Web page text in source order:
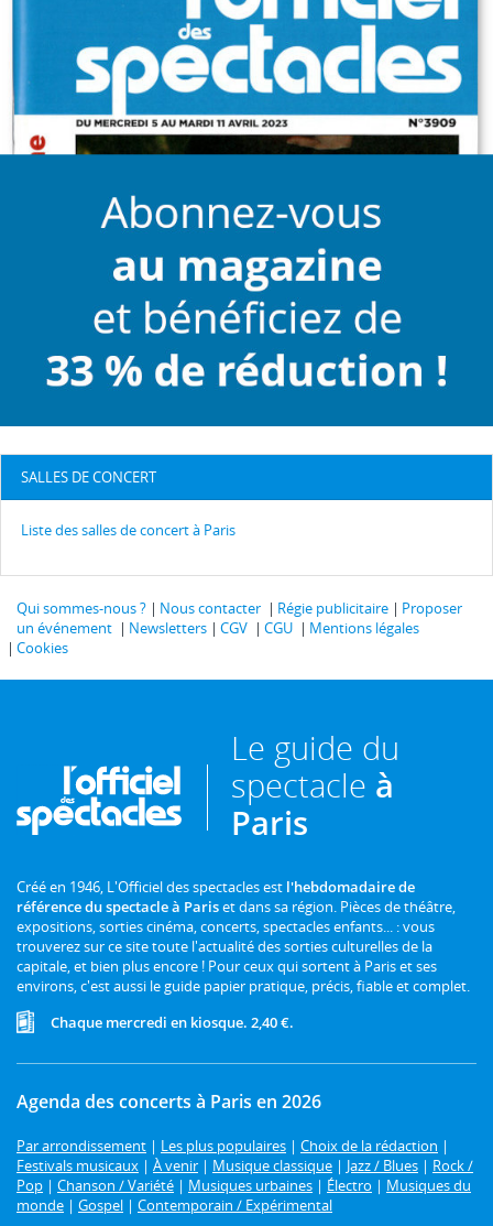
SALLES DE CONCERT
Liste des salles de concert à Paris
Qui sommes-nous ? Nous contacter Régie publicitaire
Proposer
un événement
Newsletters CGV CGU
Mentions légales
Cookies
Le guide du
spectacle à
Paris
Créé en 1946, L'Officiel des spectacles est l'hebdomadaire de
référence du spectacle à Pariset dans sa région. Pièces de théâtre,
expositions, sorties cinéma, concerts, spectacles enfants... : vous
trouverez sur ce site toute l'actualité des sorties culturelles de la
capitale, et bien plus encore ! Pour ceux qui sortent à Paris et ses
environs, c'est aussi le guide papier pratique, précis, fiable et complet.
Chaque mercredi en kiosque. 2,40 €.
Agenda des concerts à Paris en 2026
Par arrondissement | Les plus populaires | Choix de la rédaction |
Festivals musicaux | À venir | Musique classique | Jazz / Blues | Rock /
Pop | Chanson / Variété | Musiques urbaines | Électro | Musiques du
monde | Gospel | Contemporain / Expérimental